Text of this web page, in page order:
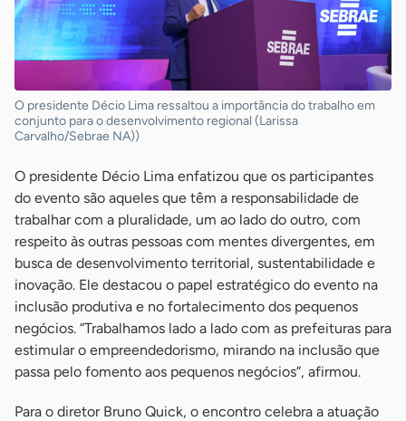
O presidente Décio Lima ressaltou a importância do trabalho em
conjunto para o desenvolvimento regional (Larissa
Carvalho/Sebrae NA))
O presidente Décio Lima enfatizou que os participantes
do evento são aqueles que têm a responsabilidade de
trabalhar com a pluralidade, um ao lado do outro, com
respeito às outras pessoas com mentes divergentes, em
busca de desenvolvimento territorial, sustentabilidade e
inovação. Ele destacou o papel estratégico do evento na
inclusão produtiva e no fortalecimento dos pequenos
negócios. “Trabalhamos lado a lado com as prefeituras para
estimular o empreendedorismo, mirando na inclusão que
passa pelo fomento aos pequenos negócios”, afirmou.
Para o diretor Bruno Quick, o encontro celebra a atuação